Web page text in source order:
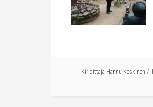
Kirjoittaja Hannu Keskinen /